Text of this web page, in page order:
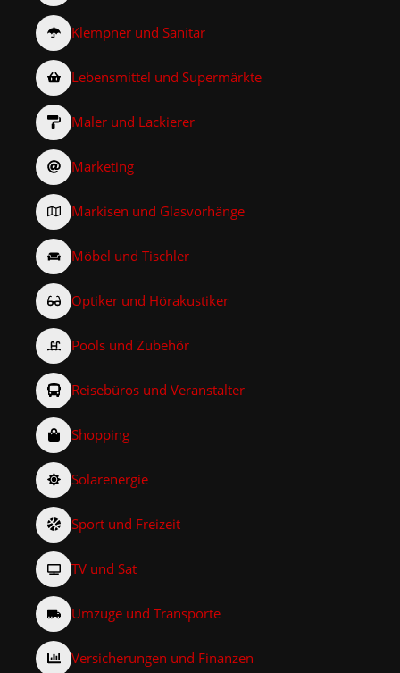
Klempner und Sanitär
Lebensmittel und Supermärkte
Maler und Lackierer
Marketing
Markisen und Glasvorhänge
Möbel und Tischler
Optiker und Hörakustiker
Pools und Zubehör
Reisebüros und Veranstalter
Shopping
Solarenergie
Sport und Freizeit
TV und Sat
Umzüge und Transporte
Versicherungen und Finanzen